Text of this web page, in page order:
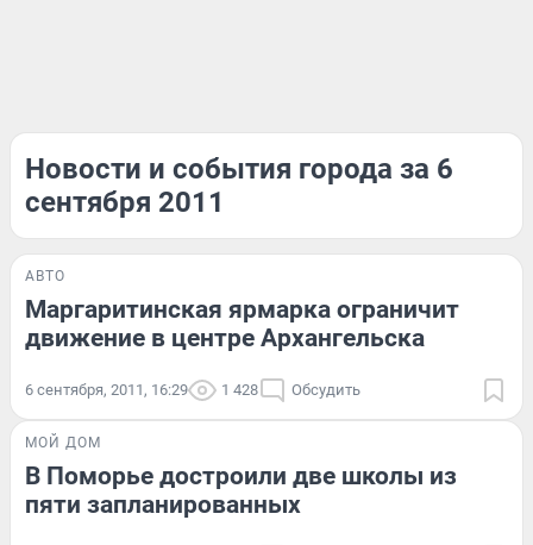
Новости и события города за 6
сентября 2011
АВТО
Маргаритинская ярмарка ограничит
движение в центре Архангельска
6 сентября, 2011, 16:29 1 428 Обсудить
МОЙ ДОМ
В Поморье достроили две школы из
пяти запланированных